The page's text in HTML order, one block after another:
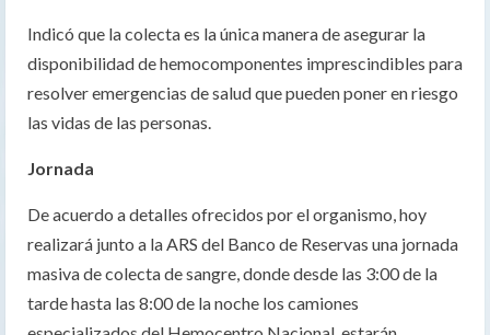
Indicó que la colecta es la única manera de asegurar la
disponibilidad de hemocomponentes imprescindibles para
resolver emergencias de salud que pueden poner en riesgo
las vidas de las personas.
Jornada
De acuerdo a detalles ofrecidos por el organismo, hoy
realizará junto a la ARS del Banco de Reservas una jornada
masiva de colecta de sangre, donde desde las 3:00 de la
tarde hasta las 8:00 de la noche los camiones